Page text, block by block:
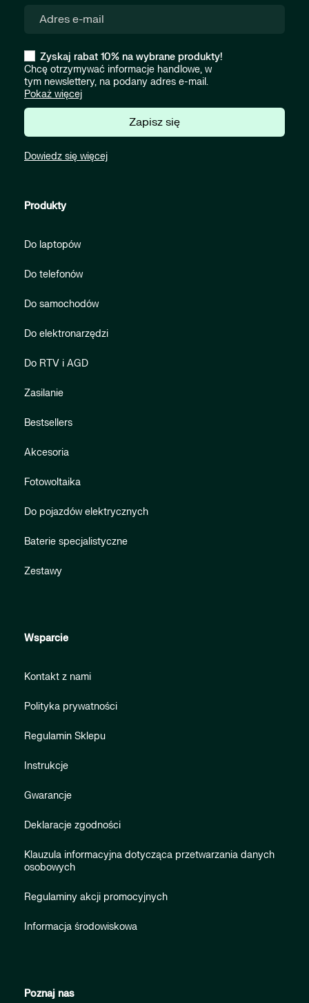
Zyskaj rabat 10% na wybrane produkty!
Chcę otrzymywać informacje handlowe, w
tym newslettery, na podany adres e-mail.
Pokaż więcej
Zapisz się
Dowiedz się więcej
Produkty
Do laptopów
Do telefonów
Do samochodów
Do elektronarzędzi
Do RTV i AGD
Zasilanie
Bestsellers
Akcesoria
Fotowoltaika
Do pojazdów elektrycznych
Baterie specjalistyczne
Zestawy
Wsparcie
Kontakt z nami
Polityka prywatności
Regulamin Sklepu
Instrukcje
Gwarancje
Deklaracje zgodności
Klauzula informacyjna dotycząca przetwarzania danych
osobowych
Regulaminy akcji promocyjnych
Informacja środowiskowa
Poznaj nas